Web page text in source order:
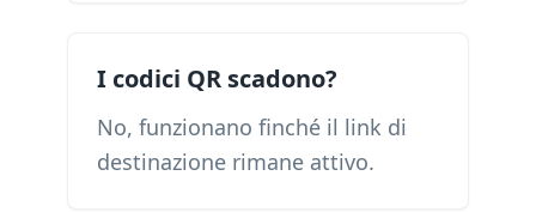
I codici QR scadono?
No, funzionano finché il link di
destinazione rimane attivo.